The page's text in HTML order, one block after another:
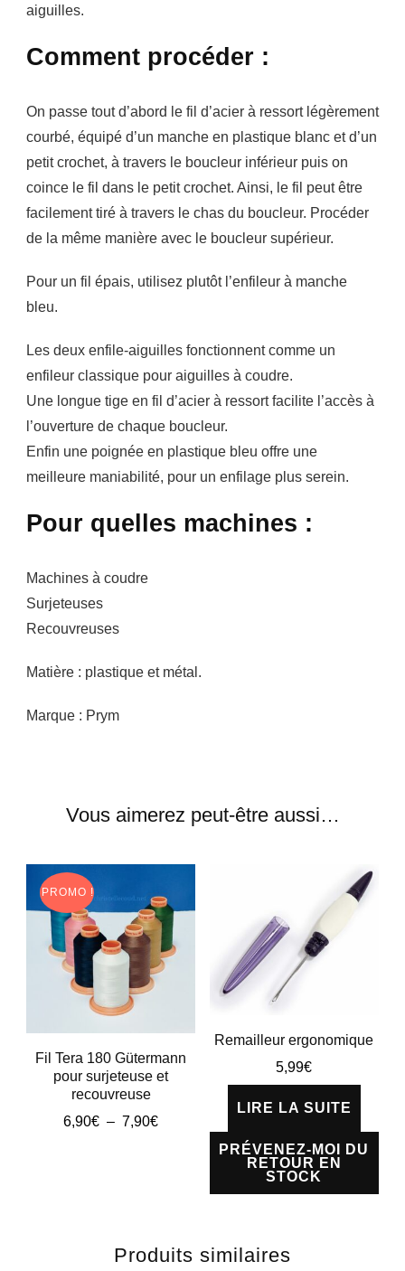
aiguilles.
Comment procéder :
On passe tout d’abord le fil d’acier à ressort légèrement
courbé, équipé d’un manche en plastique blanc et d’un
petit crochet, à travers le boucleur inférieur puis on
coince le fil dans le petit crochet. Ainsi, le fil peut être
facilement tiré à travers le chas du boucleur. Procéder
de la même manière avec le boucleur supérieur.
Pour un fil épais, utilisez plutôt l’enfileur à manche
bleu.
Les deux enfile-aiguilles fonctionnent comme un
enfileur classique pour aiguilles à coudre.
Une longue tige en fil d’acier à ressort facilite l’accès à
l’ouverture de chaque boucleur.
Enfin une poignée en plastique bleu offre une
meilleure maniabilité, pour un enfilage plus serein.
Pour quelles machines :
Machines à coudre
Surjeteuses
Recouvreuses
Matière : plastique et métal.
Marque : Prym
Vous aimerez peut-être aussi…
PROMO !
Fil Tera 180 Gütermann
pour surjeteuse et
recouvreuse
6,90€ – 7,90€Plage
variations.
Remailleur ergonomique
5,99€
LIRE LA SUITE
PRÉVENEZ-MOI DU
RETOUR EN
STOCK
Produits similaires